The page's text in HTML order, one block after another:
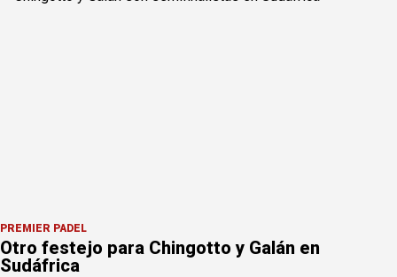
PREMIER PÁDEL
Otro festejo para Chingotto y Galán en
Sudáfrica